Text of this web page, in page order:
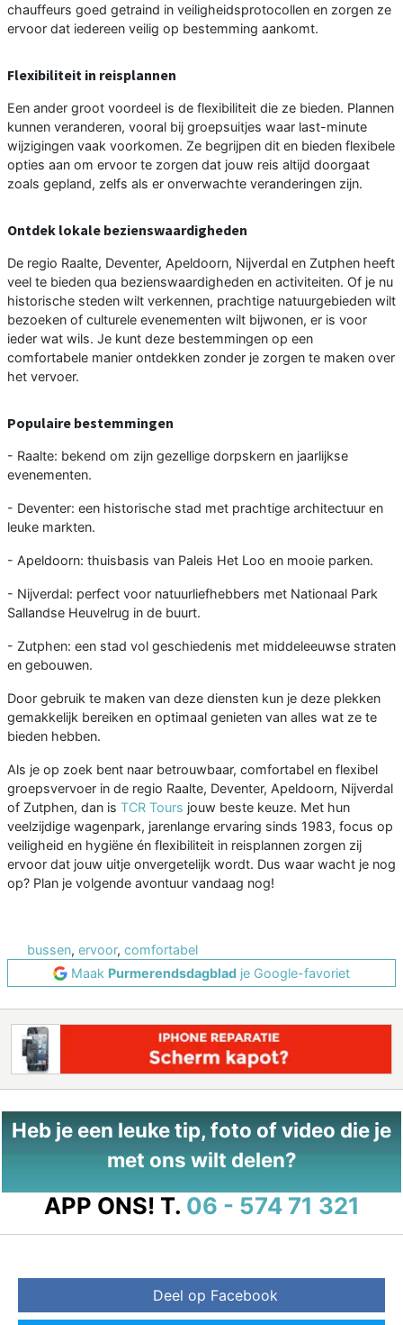
chauffeurs goed getraind in veiligheidsprotocollen en zorgen ze
ervoor dat iedereen veilig op bestemming aankomt.
Flexibiliteit in reisplannen
Een ander groot voordeel is de flexibiliteit die ze bieden. Plannen
kunnen veranderen, vooral bij groepsuitjes waar last-minute
wijzigingen vaak voorkomen. Ze begrijpen dit en bieden flexibele
opties aan om ervoor te zorgen dat jouw reis altijd doorgaat
zoals gepland, zelfs als er onverwachte veranderingen zijn.
Ontdek lokale bezienswaardigheden
De regio Raalte, Deventer, Apeldoorn, Nijverdal en Zutphen heeft
veel te bieden qua bezienswaardigheden en activiteiten. Of je nu
historische steden wilt verkennen, prachtige natuurgebieden wilt
bezoeken of culturele evenementen wilt bijwonen, er is voor
ieder wat wils. Je kunt deze bestemmingen op een
comfortabele manier ontdekken zonder je zorgen te maken over
het vervoer.
Populaire bestemmingen
- Raalte: bekend om zijn gezellige dorpskern en jaarlijkse
evenementen.
- Deventer: een historische stad met prachtige architectuur en
leuke markten.
- Apeldoorn: thuisbasis van Paleis Het Loo en mooie parken.
- Nijverdal: perfect voor natuurliefhebbers met Nationaal Park
Sallandse Heuvelrug in de buurt.
- Zutphen: een stad vol geschiedenis met middeleeuwse straten
en gebouwen.
Door gebruik te maken van deze diensten kun je deze plekken
gemakkelijk bereiken en optimaal genieten van alles wat ze te
bieden hebben.
Als je op zoek bent naar betrouwbaar, comfortabel en flexibel
groepsvervoer in de regio Raalte, Deventer, Apeldoorn, Nijverdal
of Zutphen, dan is TCR Tours jouw beste keuze. Met hun
veelzijdige wagenpark, jarenlange ervaring sinds 1983, focus op
veiligheid en hygiëne én flexibiliteit in reisplannen zorgen zij
ervoor dat jouw uitje onvergetelijk wordt. Dus waar wacht je nog
op? Plan je volgende avontuur vandaag nog!
bussen, ervoor, comfortabel
Maak Purmerendsdagblad je Google-favoriet
Heb je een leuke tip, foto of video die je
met ons wilt delen?
APP ONS! T. 06 - 574 71 321
Deel op Facebook